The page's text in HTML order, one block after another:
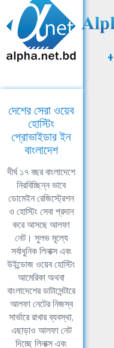
দেশের সেরা ওয়েব
হোস্টিং
প্রোভাইডার ইন
বাংলাদেশ
দীর্ঘ ১৭ বছর বাংলাদেশে
নিরবিচ্ছিন্ন ভাবে
ডোমেইন রেজিস্ট্রেশন
ও হোস্টিং সেবা প্রদান
করে আসছে আলফা
নেট। সুলভ মূল্যে
সর্বাধুনিক লিনাক্স এবং
উইন্ডোজ ওয়েব হোস্টিং
আমেরিকা অথবা
বাংলাদেশের ডাটাসেন্টারে
আলফা নেটের নিজস্ব
সার্ভারে রাখার ব্যবস্থা,
এছাড়াও আলফা নেট
দিচ্ছে লিনাক্স এবং